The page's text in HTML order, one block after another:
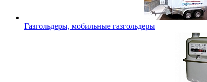
Газгольдеры, мобильные газгольдеры